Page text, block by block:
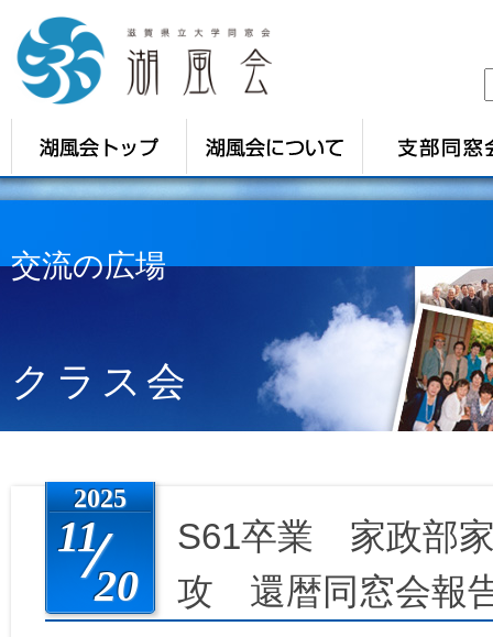
交流の広場
クラス会
2025
11
20
S61卒業 家政部
攻 還暦同窓会報